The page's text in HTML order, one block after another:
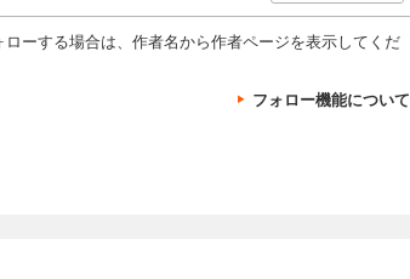
ローする場合は、作者名から作者ページを表示してくだ
フォロー機能について